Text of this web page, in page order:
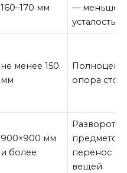
160–170 мм
— меньше
усталость.
не менее 150
мм
опора
900×900 мм
и более
Разворот с
предметом,
перенос
вещей.